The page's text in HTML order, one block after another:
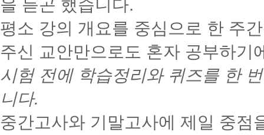
을 듣곤 했습니다.
평소 강의 개요를 중심으로 한 주
주신 교안만으로도 혼자 공부하기
시험 전에 학습정리와 퀴즈를 한
니다.
중간고사와 기말고사에 제일 중점